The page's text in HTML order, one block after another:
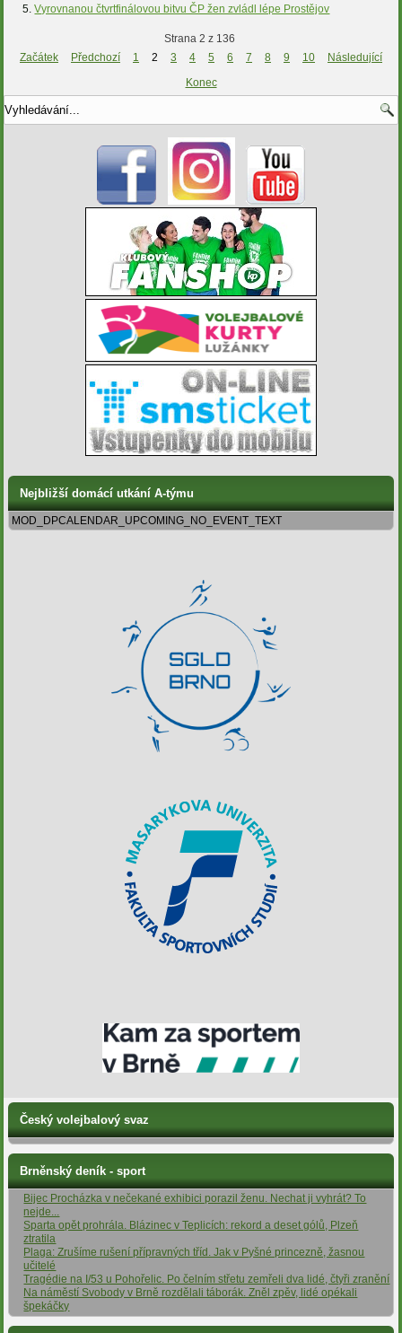
Vyrovnanou čtvrtfinálovou bitvu ČP žen zvládl lépe Prostějov
Strana 2 z 136
Začátek
Předchozí 1 2 3 4 5 6 7 8 9 10
Následující
Konec
Nejbližší domácí utkání A-týmu
MOD_DPCALENDAR_UPCOMING_NO_EVENT_TEXT
Český volejbalový svaz
Brněnský deník - sport
Bijec Procházka v nečekané exhibici porazil ženu. Nechat ji vyhrát? To
nejde...
Sparta opět prohrála. Blázinec v Teplicích: rekord a deset gólů, Plzeň
ztratila
Plaga: Zrušíme rušení přípravných tříd. Jak v Pyšné princezně, žasnou
učitelé
Tragédie na I/53 u Pohořelic. Po čelním střetu zemřeli dva lidé, čtyři zranění
Na náměstí Svobody v Brně rozdělali táborák. Zněl zpěv, lidé opékali
špekáčky